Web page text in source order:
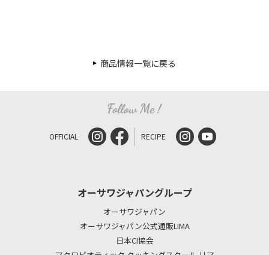
商品情報一覧に戻る
OFFICIAL RECIPE
オーサワジャパングループ
オーサワジャパン
オーサワジャパン公式通販LIMA
日本CI協会